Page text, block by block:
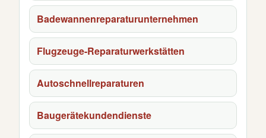
Badewannenreparaturunternehmen
Flugzeuge-Reparaturwerkstätten
Autoschnellreparaturen
Baugerätekundendienste